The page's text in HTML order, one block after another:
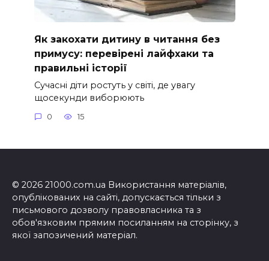
Як закохати дитину в читання без
примусу: перевірені лайфхаки та
правильні історії
Сучасні діти ростуть у світі, де увагу
щосекунди виборюють
0 15
© 2026 21000.com.ua Використання матеріалів,
опублікованих на сайті, допускається тільки з
письмового дозволу правовласника та з
обов'язковим прямим посиланням на сторінку, з
якої запозичений матеріал.